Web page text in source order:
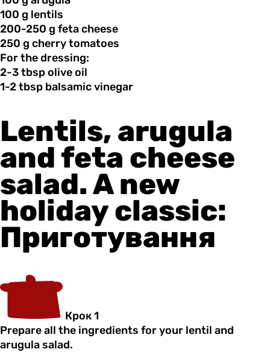
100 g lentils
200-250 g fetacheese
250 g cherrytomatoes
For the dressing:
2-3 tbspoliveoil
1-2 tbsp balsamicvinegar
Lentils, arugula
and feta cheese
salad. A new
holiday classic:
Приготування
Крок 1
Prepare all the ingredients for your lentil and
arugula salad.